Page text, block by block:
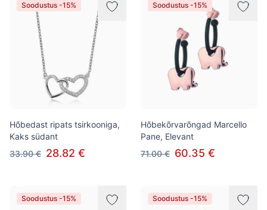
Soodustus -15%
Hõbedast ripats tsirkooniga,
Kaks südant
33.90 € 28.82 €
Soodustus -15%
Hõbekõrvarõngad Marcello
Pane, Elevant
71.00 € 60.35 €
Soodustus -15% Soodustus -15%